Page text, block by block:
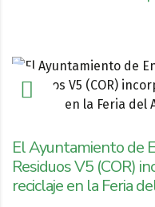
El Ayuntamiento de
Residuos V5 (COR)
reciclaje en la Feria